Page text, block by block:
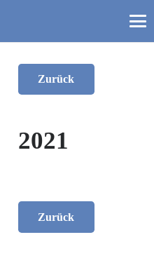
Zurück
2021
Zurück